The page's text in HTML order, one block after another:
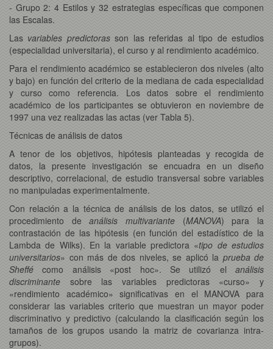
- Grupo 2: 4 Estilos y 32 estrategias específicas que componen
las Escalas.
Las variables predictorasson las referidas al tipo de estudios
(especialidad universitaria), el curso y al rendimiento académico.
Para el rendimiento académico se establecieron dos niveles (alto
y bajo) en función del criterio de la mediana de cada especialidad
y curso como referencia. Los datos sobre el rendimiento
académico de los participantes se obtuvieron en noviembre de
1997 una vez realizadas las actas (ver Tabla 5).
Técnicas de análisis de datos
A tenor de los objetivos, hipótesis planteadas y recogida de
datos, la presente investigación se encuadra en un diseño
descriptivo, correlacional, de estudio transversal sobre variables
no manipuladas experimentalmente.
Con relación a la técnica de análisis de los datos, se utilizó el
procedimiento deanálisis multivariante (MANOVA) para la
contrastación de las hipótesis (en función del estadístico de la
Lambda de Wilks). En la variable predictora «tipo de estudios
universitarios» con más de dos niveles, se aplicó la prueba de
Sheffé como análisis «post hoc». Se utilizó el análisis
discriminante sobre las variables predictoras «curso» y
«rendimiento académico» significativas en el MANOVA para
considerar las variables criterio que muestran un mayor poder
discriminativo y predictivo (calculando la clasificación según los
tamaños de los grupos usando la matriz de covarianza intra-
grupos).